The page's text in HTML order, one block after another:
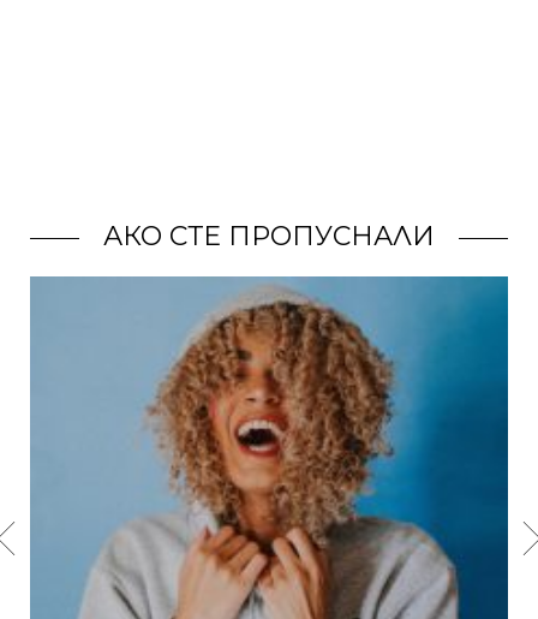
АКО СТЕ ПРОПУСНАЛИ